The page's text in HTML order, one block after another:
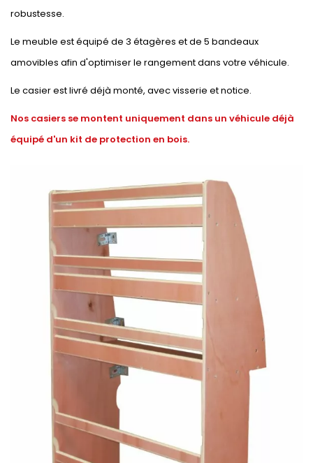
robustesse.
Le meuble est équipé de 3 étagères et de 5 bandeaux
amovibles afin d'optimiser le rangement dans votre véhicule.
Le casier est livré déjà monté, avec visserie et notice.
Nos casiers se montent uniquement dans un véhicule déjà
équipé d'un kit de protection en bois.